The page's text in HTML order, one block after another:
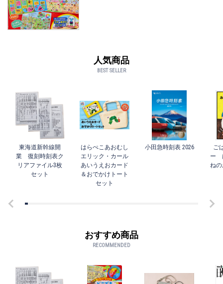
人気商品
BEST SELLER
東海道新幹線開
業 復刻時刻表ク
リアファイル3枚
セット
はらぺこあおむし
エリック・カール
あいうえおカード
＆おでかけトート
セット
小田急時刻表 2026
ご
ー
ね
おすすめ商品
RECOMMENDED